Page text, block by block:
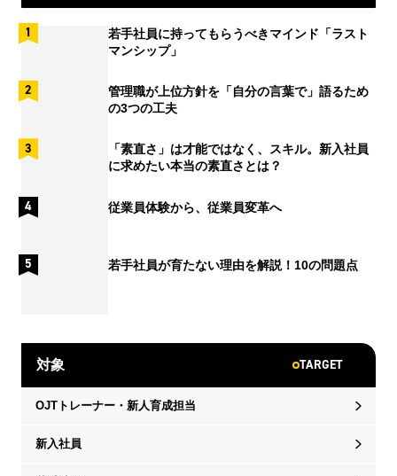
若手社員に持ってもらうべきマインド「ラスト
マンシップ」
管理職が上位方針を「自分の言葉で」語るため
の3つの工夫
「素直さ」は才能ではなく、スキル。新入社員
に求めたい本当の素直さとは？
従業員体験から、従業員変革へ
若手社員が育たない理由を解説！10の問題点
対象 TARGET
OJTトレーナー・新人育成担当
新入社員